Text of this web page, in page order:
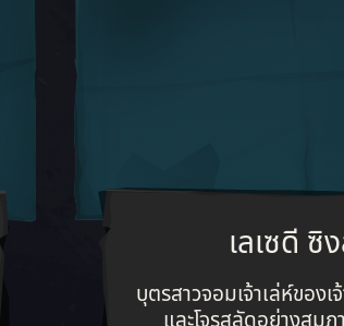
อบการแนะนำผู้อื่นไปสู่การผจญภัยอันน่าตื่นเต้นอยู่
เลเซดี ซิ
บุตรสาวจอมเจ้าเล่ห์ของเ
บุตรสา